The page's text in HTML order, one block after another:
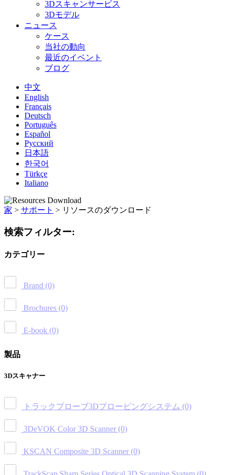
3Dスキャンサービス
3Dモデル
ニュース
ケース
当社の動向
最近のイベント
ブログ
中文
English
Français
Deutsch
Português
Español
Русский
日本語
한국어
Türkçe
Italiano
家 > サポート > リソースのダウンロード
検索フィルター:
カテゴリー
Brand (0)
Brochures (0)
E-book (0)
製品
3Dスキャナー
トラックプローブ3Dプロービングシステム (0)
3DeVOK Color 3D Scanner (0)
KSCAN Composite 3D Scanner (0)